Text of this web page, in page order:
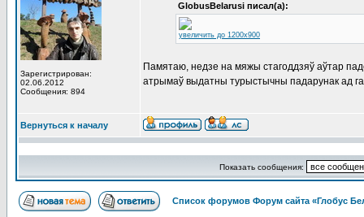
Зарегистрирован:
02.06.2012
Сообщения: 894
GlobusBelarusi писал(а):
увеличить до 1200x900
Памятаю, недзе на мяжы стагоддзяў аўтар
атрымаў выдатны турыстычны падарунак ад
Вернуться к началу
Показать сообщения:
Список форумов Форум сайта «Глобус